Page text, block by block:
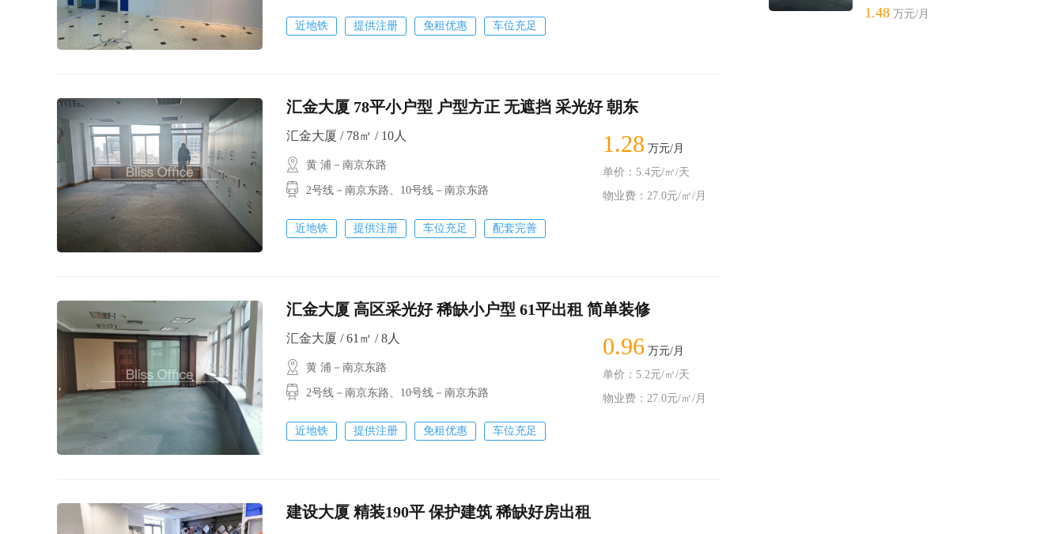
近地铁 提供注册 免租优惠 车位充足
汇金大厦 78平小户型 户型方正 无遮挡 采光好 朝东
汇金大厦 / 78㎡ / 10人
黄 浦－南京东路
2号线－南京东路、10号线－南京东路
近地铁 提供注册 车位充足 配套完善
1.28 万元/月
单价：5.4元/㎡/天
物业费：27.0元/㎡/月
汇金大厦 高区采光好 稀缺小户型 61平出租 简单装修
汇金大厦 / 61㎡ / 8人
黄 浦－南京东路
2号线－南京东路、10号线－南京东路
近地铁 提供注册 免租优惠 车位充足
0.96 万元/月
单价：5.2元/㎡/天
物业费：27.0元/㎡/月
建设大厦 精装190平 保护建筑 稀缺好房出租
1.48 万元/月